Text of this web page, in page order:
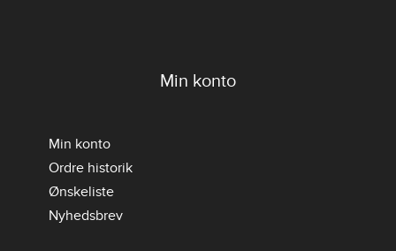
Min konto
Min konto
Ordre historik
Ønskeliste
Nyhedsbrev